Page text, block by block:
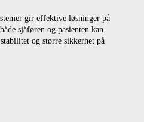
gir effektive løsninger på
sjåføren og pasienten kan
og større sikkerhet på